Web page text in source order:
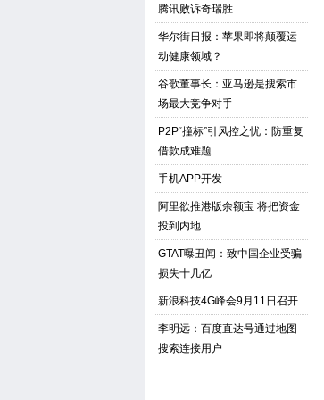
腾讯败诉奇瑞胜
华尔街日报：苹果即将颠覆运
动健康领域？
谷歌董事长：亚马逊是搜索市
场最大竞争对手
P2P“撞标”引风控之忧：防重复
借款成难题
手机APP开发
阿里欲推港版余额宝 将把资金
投到内地
GTAT曝丑闻：致中国企业受骗
损失十几亿
新浪科技4G峰会9月11日召开
李明远：百度直达号通过地图
搜索连接用户